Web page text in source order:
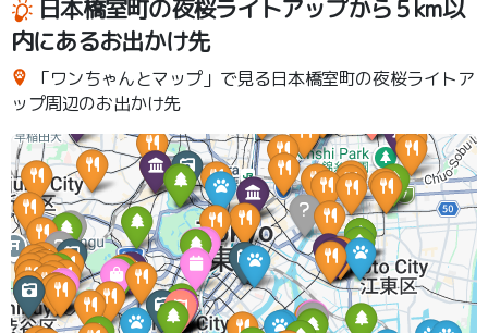
日本橋室町の夜桜ライトアップから５km以
内にあるお出かけ先
「ワンちゃんとマップ」で見る日本橋室町の夜桜ライトア
ップ周辺のお出かけ先